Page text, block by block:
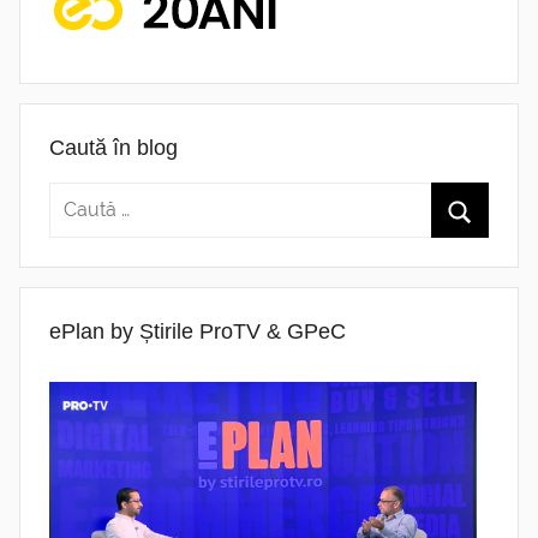
Caută în blog
ePlan by Știrile ProTV & GPeC